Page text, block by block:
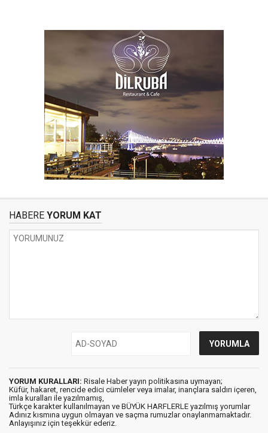
HABERE YORUM KAT
YORUM KURALLARI: Risale Haber yayın politikasına uymayan;
Küfür, hakaret, rencide edici cümleler veya imalar, inançlara saldırı içeren,
imla kuralları ile yazılmamış,
Türkçe karakter kullanılmayan ve BÜYÜK HARFLERLE yazılmış yorumlar
Adınız kısmına uygun olmayan ve saçma rumuzlar onaylanmamaktadır.
Anlayışınız için teşekkür ederiz.